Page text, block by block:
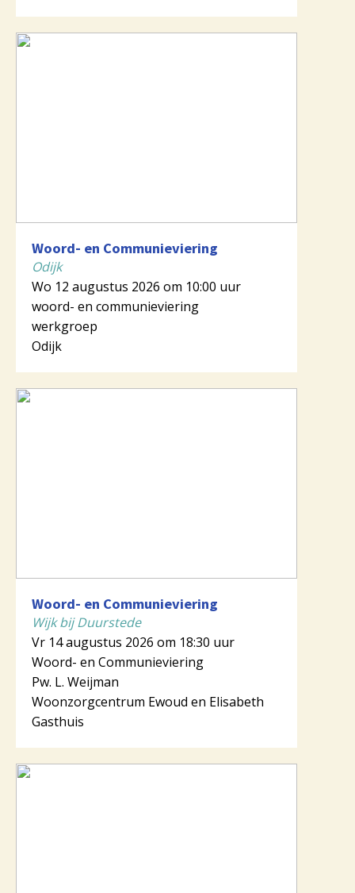
Woord- en Communieviering
Odijk
Wo 12 augustus 2026 om 10:00 uur
woord- en communieviering
werkgroep
Odijk
Woord- en Communieviering
Wijk bij Duurstede
Vr 14 augustus 2026 om 18:30 uur
Woord- en Communieviering
Pw. L. Weijman
Woonzorgcentrum Ewoud en Elisabeth
Gasthuis